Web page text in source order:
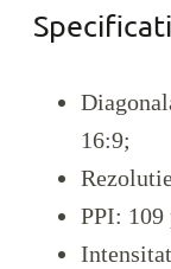
16:9;
PPI: